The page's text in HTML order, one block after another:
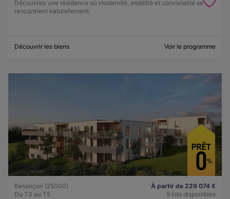
Découvrez une résidence où modernité, mobilité et convivialité se
rencontrent naturellement.
Découvrir les biens Voir le programme
Besançon (25000)
Du T3 au T5
À partir de 229 074 €
9 lots disponibles